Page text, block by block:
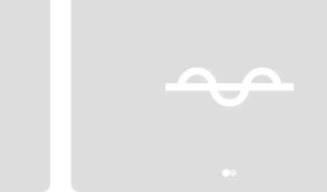
Previous slide